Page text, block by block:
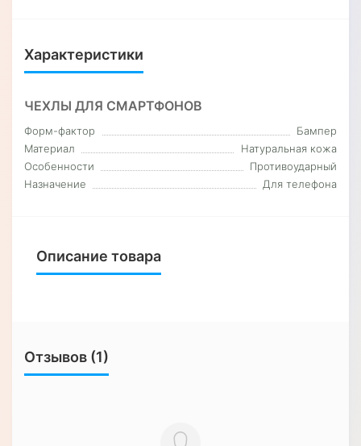
Характеристики
ЧЕХЛЫ ДЛЯ СМАРТФОНОВ
Форм-фактор
Бампер
Материал
Натуральная кожа
Особенности
Противоударный
Назначение
Для телефона
Описание товара
Отзывов (1)